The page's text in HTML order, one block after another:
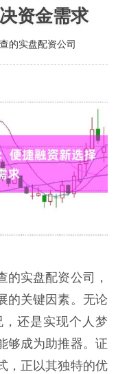
资金需求
的实盘配资公司
实盘配资公司，
的关键因素。无论
还是实现个人梦
够成为助推器。证
，正以其独特的优